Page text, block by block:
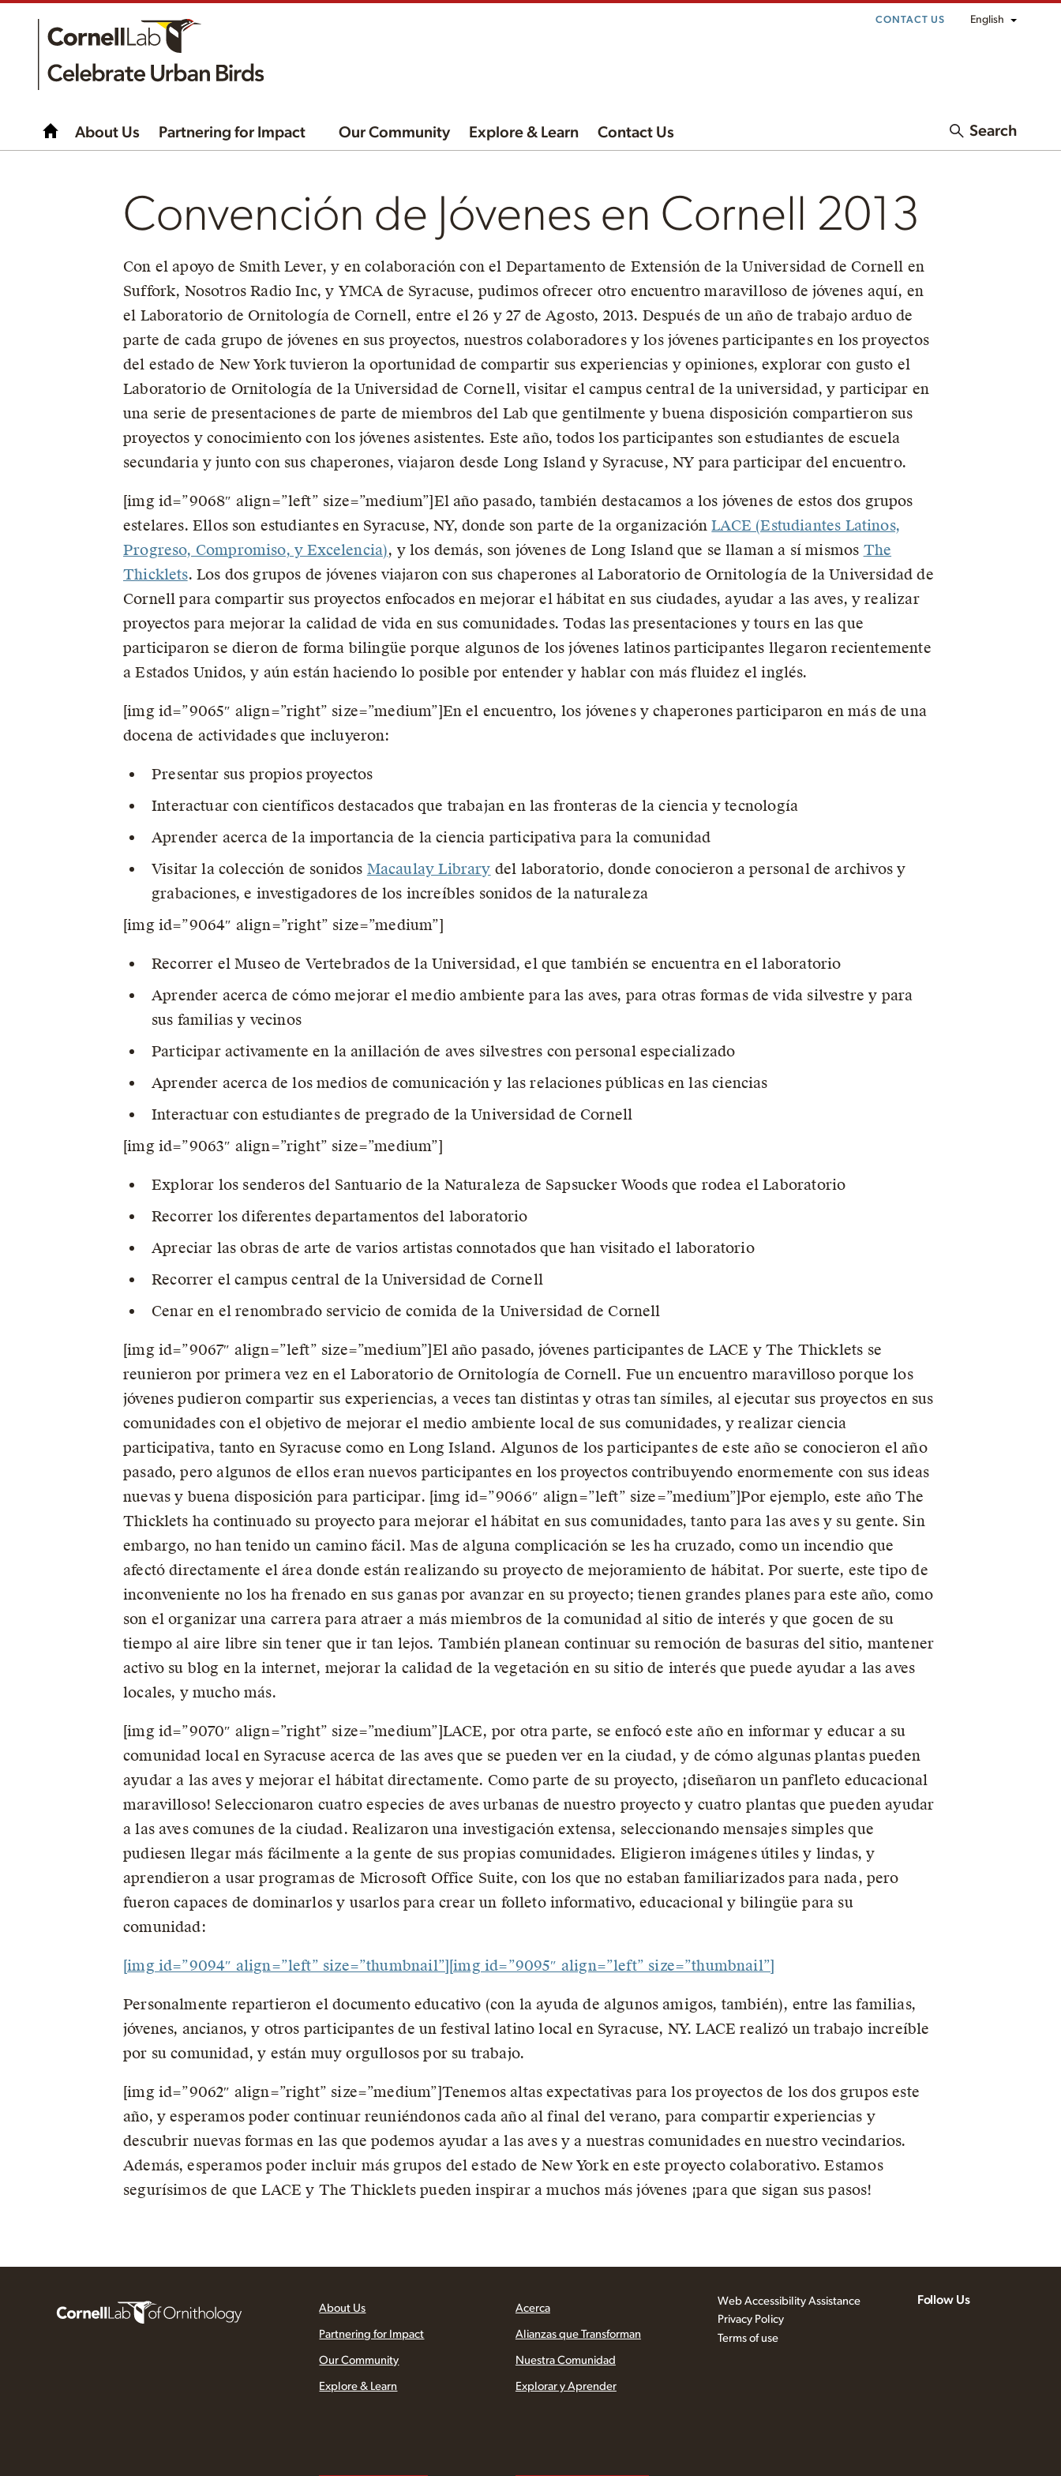
CONTACT US English
About Us Partnering for Impact Our Community Explore & Learn Contact Us Search
Convención de Jóvenes en Cornell 2013
Con el apoyo de Smith Lever, y en colaboración con el Departamento de Extensión de la Universidad de Cornell en
Suffork, Nosotros Radio Inc, y YMCA de Syracuse, pudimos ofrecer otro encuentro maravilloso de jóvenes aquí, en
el Laboratorio de Ornitología de Cornell, entre el 26 y 27 de Agosto, 2013. Después de un año de trabajo arduo de
parte de cada grupo de jóvenes en sus proyectos, nuestros colaboradores y los jóvenes participantes en los proyectos
del estado de New York tuvieron la oportunidad de compartir sus experiencias y opiniones, explorar con gusto el
Laboratorio de Ornitología de la Universidad de Cornell, visitar el campus central de la universidad, y participar en
una serie de presentaciones de parte de miembros del Lab que gentilmente y buena disposición compartieron sus
proyectos y conocimiento con los jóvenes asistentes. Este año, todos los participantes son estudiantes de escuela
secundaria y junto con sus chaperones, viajaron desde Long Island y Syracuse, NY para participar del encuentro.
[img id=”9068″ align=”left” size=”medium”]El año pasado, también destacamos a los jóvenes de estos dos grupos
estelares. Ellos son estudiantes en Syracuse, NY, donde son parte de la organizaciónLACE (Estudiantes Latinos,
Progreso, Compromiso, y Excelencia), y los demás, son jóvenes de Long Island que se llaman a sí mismos The
Thicklets. Los dos grupos de jóvenes viajaron con sus chaperones al Laboratorio de Ornitología de la Universidad de
Cornell para compartir sus proyectos enfocados en mejorar el hábitat en sus ciudades, ayudar a las aves, y realizar
proyectos para mejorar la calidad de vida en sus comunidades. Todas las presentaciones y tours en las que
participaron se dieron de forma bilingüe porque algunos de los jóvenes latinos participantes llegaron recientemente
a Estados Unidos, y aún están haciendo lo posible por entender y hablar con más fluidez el inglés.
[img id=”9065″ align=”right” size=”medium”]En el encuentro, los jóvenes y chaperones participaron en más de una
docena de actividades que incluyeron:
Presentar sus propios proyectos
Interactuar con científicos destacados que trabajan en las fronteras de la ciencia y tecnología
Aprender acerca de la importancia de la ciencia participativa para la comunidad
Visitar la colección de sonidos Macaulay Library del laboratorio, donde conocieron a personal de archivos y
grabaciones, e investigadores de los increíbles sonidos de la naturaleza
[img id=”9064″ align=”right” size=”medium”]
Recorrer el Museo de Vertebrados de la Universidad, el que también se encuentra en el laboratorio
Aprender acerca de cómo mejorar el medio ambiente para las aves, para otras formas de vida silvestre y para
sus familias y vecinos
Participar activamente en la anillación de aves silvestres con personal especializado
Aprender acerca de los medios de comunicación y las relaciones públicas en las ciencias
Interactuar con estudiantes de pregrado de la Universidad de Cornell
[img id=”9063″ align=”right” size=”medium”]
Explorar los senderos del Santuario de la Naturaleza de Sapsucker Woods que rodea el Laboratorio
Recorrer los diferentes departamentos del laboratorio
Apreciar las obras de arte de varios artistas connotados que han visitado el laboratorio
Recorrer el campus central de la Universidad de Cornell
Cenar en el renombrado servicio de comida de la Universidad de Cornell
[img id=”9067″ align=”left” size=”medium”]El año pasado, jóvenes participantes de LACE y The Thicklets se
reunieron por primera vez en el Laboratorio de Ornitología de Cornell. Fue un encuentro maravilloso porque los
jóvenes pudieron compartir sus experiencias, a veces tan distintas y otras tan símiles, al ejecutar sus proyectos en sus
comunidades con el objetivo de mejorar el medio ambiente local de sus comunidades, y realizar ciencia
participativa, tanto en Syracuse como en Long Island. Algunos de los participantes de este año se conocieron el año
pasado, pero algunos de ellos eran nuevos participantes en los proyectos contribuyendo enormemente con sus ideas
nuevas y buena disposición para participar. [img id=”9066″ align=”left” size=”medium”]Por ejemplo, este año The
Thicklets ha continuado su proyecto para mejorar el hábitat en sus comunidades, tanto para las aves y su gente. Sin
embargo, no han tenido un camino fácil. Mas de alguna complicación se les ha cruzado, como un incendio que
afectó directamente el área donde están realizando su proyecto de mejoramiento de hábitat. Por suerte, este tipo de
inconveniente no los ha frenado en sus ganas por avanzar en su proyecto; tienen grandes planes para este año, como
son el organizar una carrera para atraer a más miembros de la comunidad al sitio de interés y que gocen de su
tiempo al aire libre sin tener que ir tan lejos. También planean continuar su remoción de basuras del sitio, mantener
activo su blog en la internet, mejorar la calidad de la vegetación en su sitio de interés que puede ayudar a las aves
locales, y mucho más.
[img id=”9070″ align=”right” size=”medium”]LACE, por otra parte, se enfocó este año en informar y educar a su
comunidad local en Syracuse acerca de las aves que se pueden ver en la ciudad, y de cómo algunas plantas pueden
ayudar a las aves y mejorar el hábitat directamente. Como parte de su proyecto, ¡diseñaron un panfleto educacional
maravilloso! Seleccionaron cuatro especies de aves urbanas de nuestro proyecto y cuatro plantas que pueden ayudar
a las aves comunes de la ciudad. Realizaron una investigación extensa, seleccionando mensajes simples que
pudiesen llegar más fácilmente a la gente de sus propias comunidades. Eligieron imágenes útiles y lindas, y
aprendieron a usar programas de Microsoft Office Suite, con los que no estaban familiarizados para nada, pero
fueron capaces de dominarlos y usarlos para crear un folleto informativo, educacional y bilingüe para su
comunidad:
[img id=”9094″ align=”left” size=”thumbnail”][img id=”9095″ align=”left” size=”thumbnail”]
Personalmente repartieron el documento educativo (con la ayuda de algunos amigos, también), entre las familias,
jóvenes, ancianos, y otros participantes de un festival latino local en Syracuse, NY. LACE realizó un trabajo increíble
por su comunidad, y están muy orgullosos por su trabajo.
[img id=”9062″ align=”right” size=”medium”]Tenemos altas expectativas para los proyectos de los dos grupos este
año, y esperamos poder continuar reuniéndonos cada año al final del verano, para compartir experiencias y
descubrir nuevas formas en las que podemos ayudar a las aves y a nuestras comunidades en nuestro vecindarios.
Además, esperamos poder incluir más grupos del estado de New York en este proyecto colaborativo. Estamos
segurísimos de que LACE y The Thicklets pueden inspirar a muchos más jóvenes ¡para que sigan sus pasos!
About Us
Partnering for Impact
Our Community
Explore & Learn
Acerca
Alianzas que Transforman
Nuestra Comunidad
Explorar y Aprender
Web Accessibility Assistance
Privacy Policy
Terms of use
Follow Us